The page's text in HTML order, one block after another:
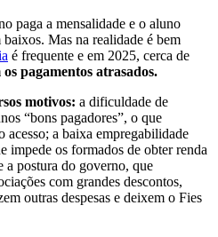
paga a mensalidade e o aluno
Mas na realidade é bem
é frequente e em 2025, cerca de
pagamentos atrasados.
motivos: a dificuldade de
“bons pagadores”, o que
a baixa empregabilidade
impede os formados de obter renda
a postura do governo, que
com grandes descontos,
outras despesas e deixem o Fies